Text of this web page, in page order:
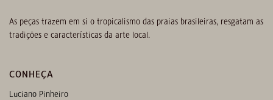
As peças trazem em si o tropicalismo das praias brasileiras, resgatam as
tradições e características da arte local.
CONHEÇA
Luciano Pinheiro